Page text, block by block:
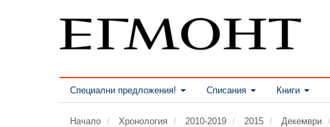
Специални предложения! Списания Книги
Начало Хронология 2010-2019 2015 Декември